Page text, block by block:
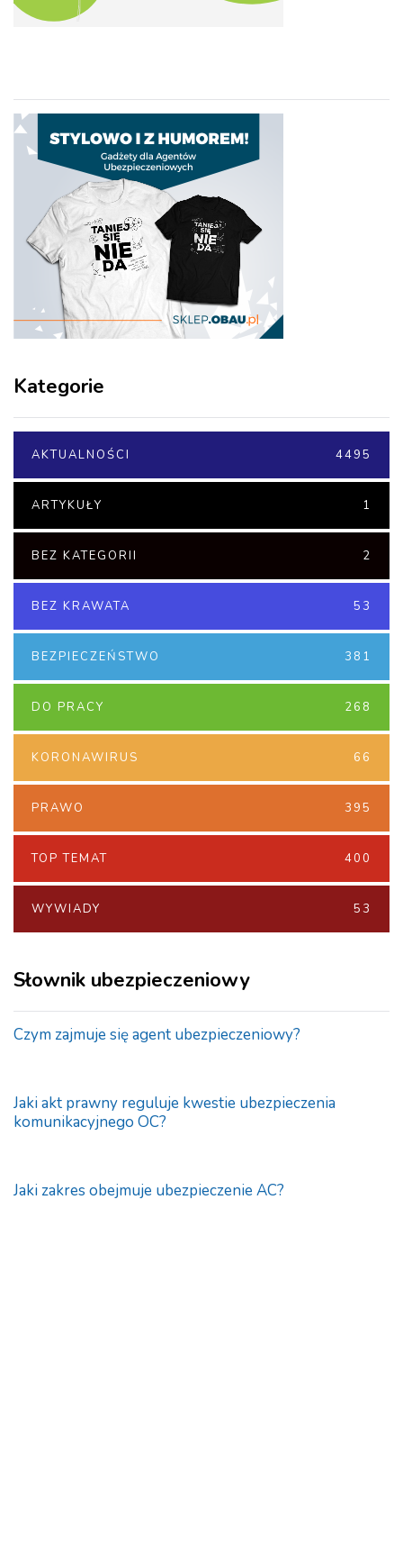
Kategorie
AKTUALNOŚCI 4495
ARTYKUŁY 1
BEZ KATEGORII 2
BEZ KRAWATA 53
BEZPIECZEŃSTWO 381
DO PRACY 268
KORONAWIRUS 66
PRAWO 395
TOP TEMAT 400
WYWIADY 53
Słownik ubezpieczeniowy
Czym zajmuje się agent ubezpieczeniowy?
Jaki akt prawny reguluje kwestie ubezpieczenia
komunikacyjnego OC?
Jaki zakres obejmuje ubezpieczenie AC?